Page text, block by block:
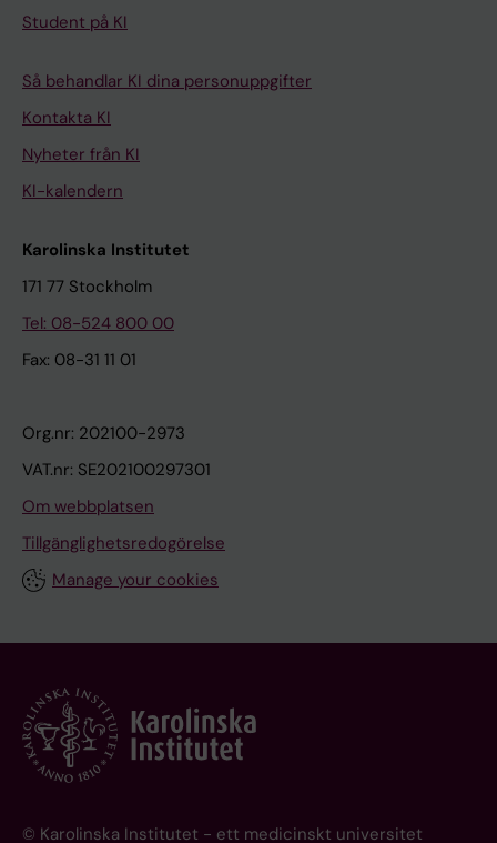
Student på KI
Så behandlar KI dina personuppgifter
Kontakta KI
Nyheter från KI
KI-kalendern
Karolinska Institutet
171 77 Stockholm
Tel: 08-524 800 00
Fax: 08-31 11 01
Org.nr: 202100-2973
VAT.nr: SE202100297301
Om webbplatsen
Tillgänglighetsredogörelse
Manage your cookies
© Karolinska Institutet - ett medicinskt universitet